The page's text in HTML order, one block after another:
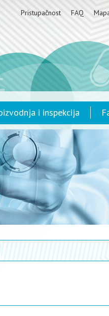
Pristupačnost FAQ
i inspekcija